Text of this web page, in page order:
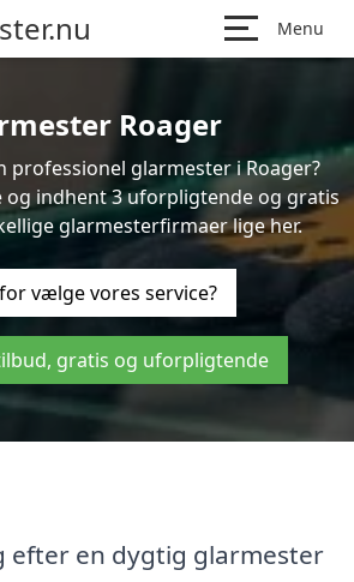
Menu
Roager
professionel glarmester i Roager?
og indhent 3 uforpligtende og gratis
glarmesterfirmaer lige her.
vælge vores service?
gratis og uforpligtende
efter en dygtig glarmester